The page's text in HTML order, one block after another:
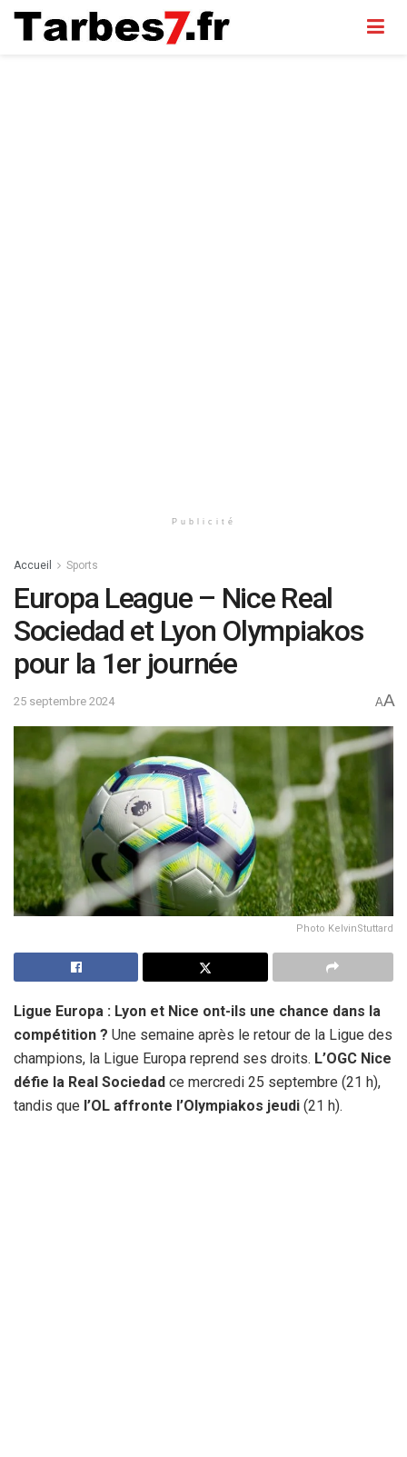
Publicité
Accueil Sports
Europa League – Nice Real
Sociedad et Lyon Olympiakos
pour la 1er journée
25 septembre 2024 AA
Photo KelvinStuttard
Ligue Europa : Lyon et Nice ont-ils une chance dans la
compétition ? Une semaine après le retour de la Ligue des
champions, la Ligue Europa reprend ses droits. L’OGC Nice
défie la Real Sociedad ce mercredi 25 septembre (21 h),
tandis que l’OL affronte l’Olympiakos jeudi (21 h).